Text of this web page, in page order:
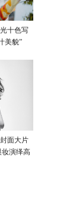
十色写
美貌”
面大片
妆演绎高